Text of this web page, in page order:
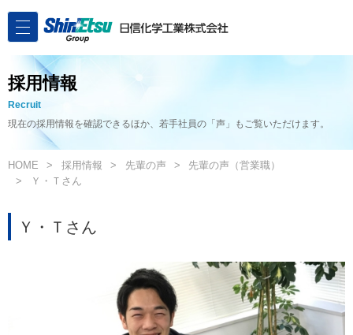
採用情報
Recruit
現在の採用情報を確認できるほか、若手社員の「声」もご覧いただけます。
HOME 採用情報 先輩の声
先輩の声（営業職）
Ｙ・Ｔさん
Ｙ・Ｔさん